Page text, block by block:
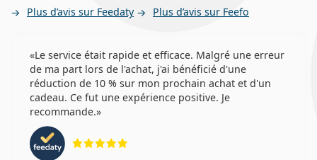
Plus d’avis sur Feedaty Plus d’avis sur Feefo
Le service était rapide et efficace. Malgré une erreur
de ma part lors de l'achat, j'ai bénéficié d'une
réduction de 10 % sur mon prochain achat et d'un
cadeau. Ce fut une expérience positive. Je
recommande.